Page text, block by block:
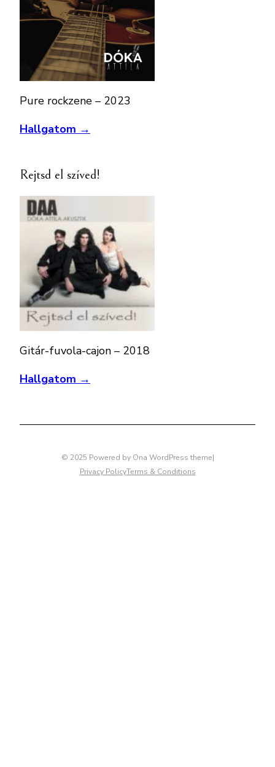
Pure rockzene – 2023
Hallgatom →
Rejtsd el szíved!
Gitár-fuvola-cajon – 2018
Hallgatom →
© 2025 Powered by Ona WordPress theme|
Privacy PolicyTerms & Conditions